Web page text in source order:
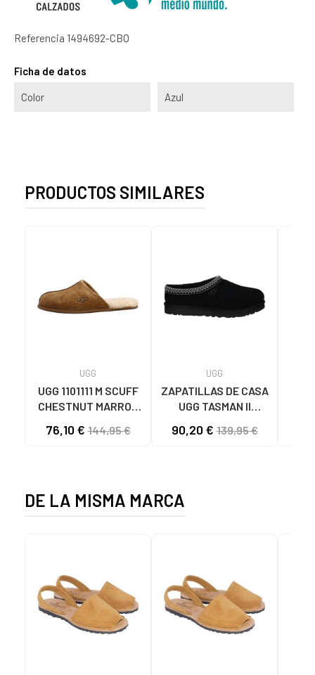
Referencia 1494692-CBO
Ficha de datos
Color Azul
PRODUCTOS SIMILARES
UGG
UGG 1101111 M SCUFF
CHESTNUT MARRON
76,10 €144,95 €
UGG
ZAPATILLAS DE CASA
UGG TASMAN II
90,20 €139,95 €
DE LA MISMA MARCA